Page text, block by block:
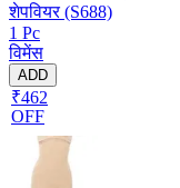
शेपवियर (S688)
1 Pc
विमेंस
ADD
₹462
OFF